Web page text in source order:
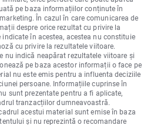
pe baza informațiilor conținute în
În cazul în care comunicarea de
despre orice rezultat cu privire la
în acestea, acestea nu constituie
cu privire la rezultatele viitoare.
nu indică neapărat rezultatele viitoare și
pe baza acestor informații o face pe
nu este emis pentru a influenta deciziile
persoane. Informațiile cuprinse în
sunt prezentate pentru a fi aplicate,
tranzacțiilor dumneavoastră.
acestui material sunt emise în baza
și nu reprezintă o recomandare